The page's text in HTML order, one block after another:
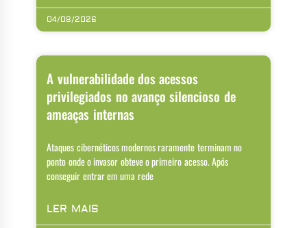
04/08/2026
A vulnerabilidade dos acessos
privilegiados no avanço silencioso de
ameaças internas
Ataques cibernéticos modernos raramente terminam no
ponto onde o invasor obteve o primeiro acesso. Após
conseguir entrar em uma rede
LER MAIS